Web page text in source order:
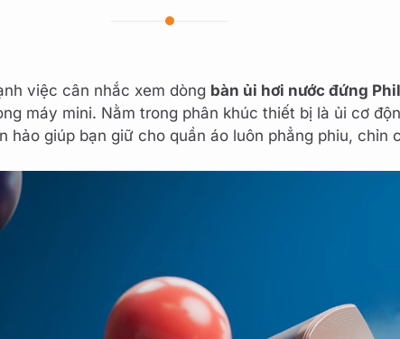
việc cân nhắc xem dòng bàn ủi hơi nước đứng
máy mini. Nằm trong phân khúc thiết bị là ủi cơ
hảo giúp bạn giữ cho quần áo luôn phẳng phiu, chỉn